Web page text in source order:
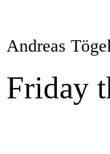
Andreas
Friday